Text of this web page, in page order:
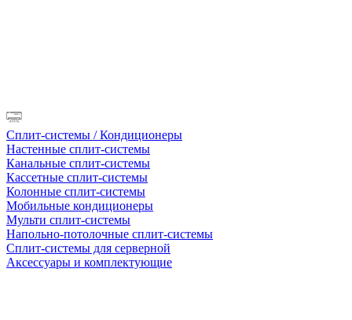
Сплит-системы / Кондиционеры
Настенные сплит-системы
Канальные сплит-системы
Кассетные сплит-системы
Колонные сплит-системы
Мобильные кондиционеры
Мульти сплит-системы
Напольно-потолочные сплит-системы
Сплит-системы для серверной
Аксессуары и комплектующие